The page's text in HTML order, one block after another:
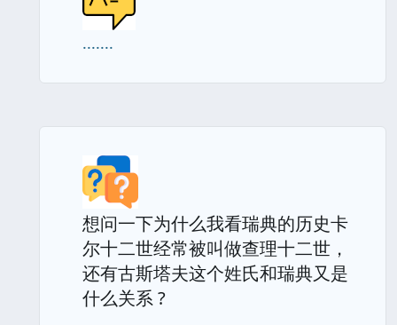
.......
想问一下为什么我看瑞典的历史卡
尔十二世经常被叫做查理十二世，
还有古斯塔夫这个姓氏和瑞典又是
什么关系 ?